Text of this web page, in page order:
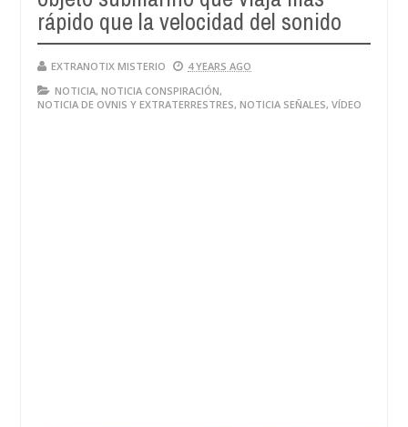
rápido que la velocidad del sonido
EXTRANOTIX MISTERIO
4 YEARS AGO
NOTICIA, NOTICIA CONSPIRACIÓN,
NOTICIA DE OVNIS Y EXTRATERRESTRES, NOTICIA SEÑALES, VÍDEO